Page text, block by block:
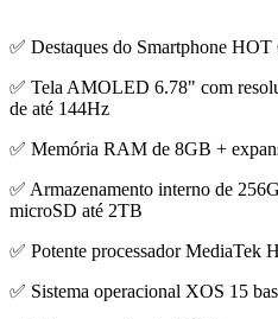
✅ Destaques do Smartphone HOT
✅ Tela AMOLED 6.78" com
de até 144Hz
✅ Memória RAM de 8GB +
✅ Armazenamento interno de
microSD até 2TB
✅ Potente processador MediaTek
✅ Sistema operacional XOS 15